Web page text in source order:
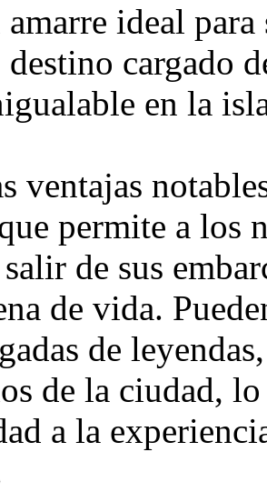
ideal
cargado
en la
ventajas
permite a los
de sus
de vida.
de
de la ciudad,
a la